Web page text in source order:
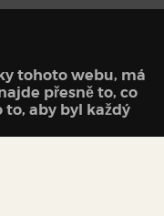
tohoto webu, má
přesně to, co
to, aby byl každý